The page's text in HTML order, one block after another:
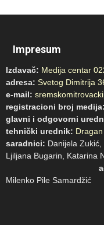
Impresum
Izdavač: Medija centar
adresa: Svetog Dimitrija
e-mail:
registracioni broj medija:
glavni i odgovorni
tehnički urednik:
saradnici: Danijela Zukić,
Ljiljana
Milenko Pile Samardžić